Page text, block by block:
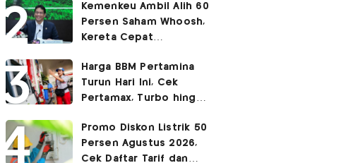
Agustus 2026
Kemenkeu Ambil Alih 60
Persen Saham Whoosh,
Kereta Cepat
Surabaya
Harga BBM Pertamina
Turun Hari Ini, Cek
Pertamax, Turbo hingga
2026
Promo Diskon Listrik 50
Persen Agustus 2026,
Cek Daftar Tarif dan